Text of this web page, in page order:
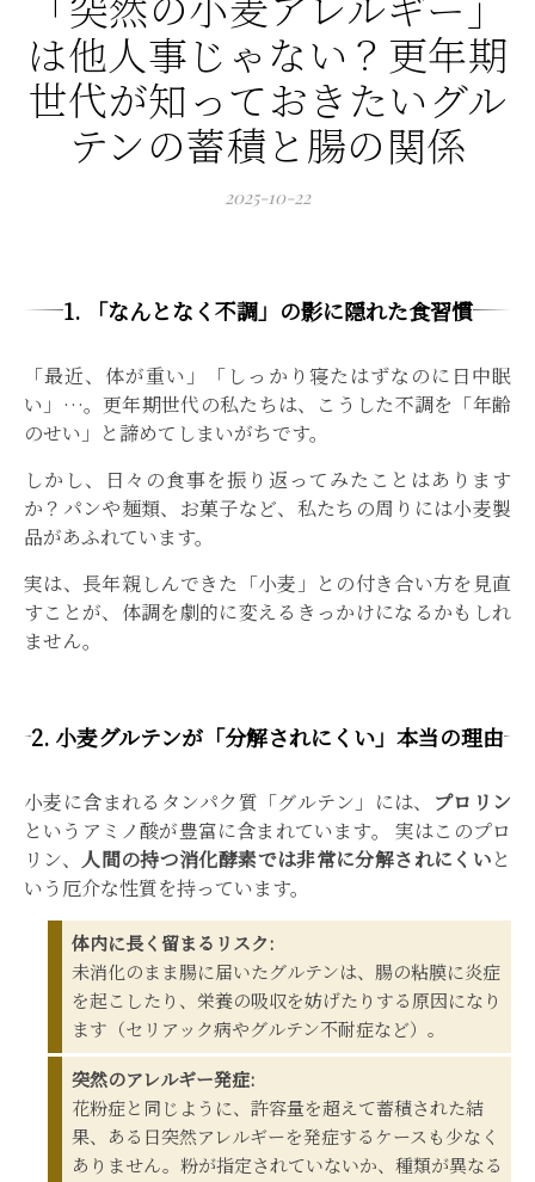
は他人事じゃない？更年期
世代が知っておきたいグル
テンの蓄積と腸の関係
2025-10-22
1. 「なんとなく不調」の影に隠れた食習慣
「最近、体が重い」「しっかり寝たはずなのに日中眠
い」…。更年期世代の私たちは、こうした不調を「年齢
のせい」と諦めてしまいがちです。
しかし、日々の食事を振り返ってみたことはあります
か？パンや麺類、お菓子など、私たちの周りには小麦製
品があふれています。
実は、長年親しんできた「小麦」との付き合い方を見直
すことが、体調を劇的に変えるきっかけになるかもしれ
ません。
2. 小麦グルテンが「分解されにくい」本当の理由
小麦に含まれるタンパク質「グルテン」には、 プロリン
というアミノ酸が豊富に含まれています。 実はこのプロ
リン、 人間の持つ消化酵素では非常に分解されにくいと
いう厄介な性質を持っています。
体内に長く留まるリスク:
未消化のまま腸に届いたグルテンは、腸の粘膜に炎症
を起こしたり、栄養の吸収を妨げたりする原因になり
ます（セリアック病やグルテン不耐症など）。
突然のアレルギー発症:
花粉症と同じように、許容量を超えて蓄積された結
果、ある日突然アレルギーを発症するケースも少なく
ありません。粉が指定されていないか、種類が異なる